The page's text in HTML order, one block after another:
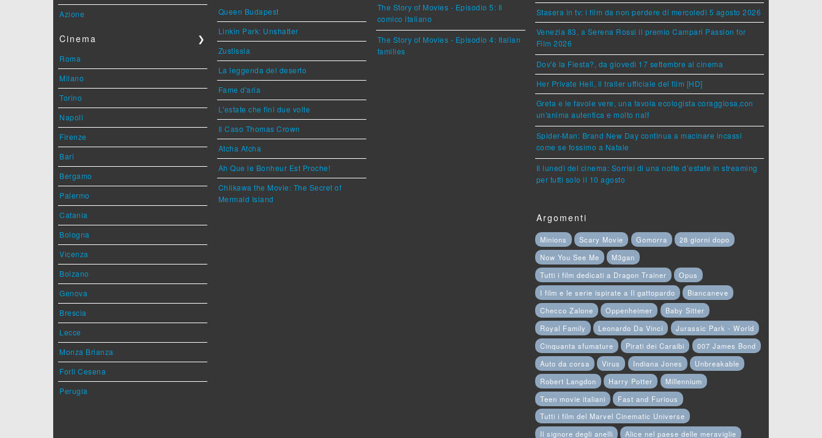
Azione
Cinema ❯
Roma
Milano
Torino
Napoli
Firenze
Bari
Bergamo
Palermo
Catania
Bologna
Vicenza
Bolzano
Genova
Brescia
Lecce
Monza Brianza
Forlì Cesena
Perugia
Queen Budapest
Linkin Park: Unshatter
Zustissia
La leggenda del deserto
Fame d'aria
L'estate che finì due volte
Il Caso Thomas Crown
Atcha Atcha
Ah Que le Bonheur Est Proche!
Chiikawa the Movie: The Secret of
Mermaid Island
The Story of Movies - Episodio 5: Il
comico italiano
The Story of Movies - Episodio 4: Italian
families
Stasera in tv: i film da non perdere di mercoledì 5 agosto 2026
Venezia 83, a Serena Rossi il premio Campari Passion for
Film 2026
Dov'è la Fiesta?, da giovedì 17 settembre al cinema
Her Private Hell, il trailer ufficiale del film [HD]
Greta e le favole vere, una favola ecologista coraggiosa,con
un'anima autentica e molto naïf
Spider-Man: Brand New Day continua a macinare incassi
come se fossimo a Natale
Il lunedì del cinema: Sorrisi di una notte d’estate in streaming
per tutti solo il 10 agosto
Argomenti
Minions Scary Movie Gomorra
28 giorni dopo
Now You See Me
M3gan
Tutti i film dedicati a Dragon Trainer
Opus
I film e le serie ispirate a Il gattopardo
Biancaneve
Checco Zalone
Oppenheimer
Baby Sitter
Royal Family
Leonardo Da Vinci
Jurassic Park - World
Cinquanta sfumature
Pirati dei Caraibi
007 James Bond
Auto da corsa
Virus Indiana Jones
Unbreakable
Robert Langdon
Harry Potter
Millennium
Teen movie italiani
Fast and Furious
Tutti i film del Marvel Cinematic Universe
Il signore degli anelli
Alice nel paese delle meraviglie